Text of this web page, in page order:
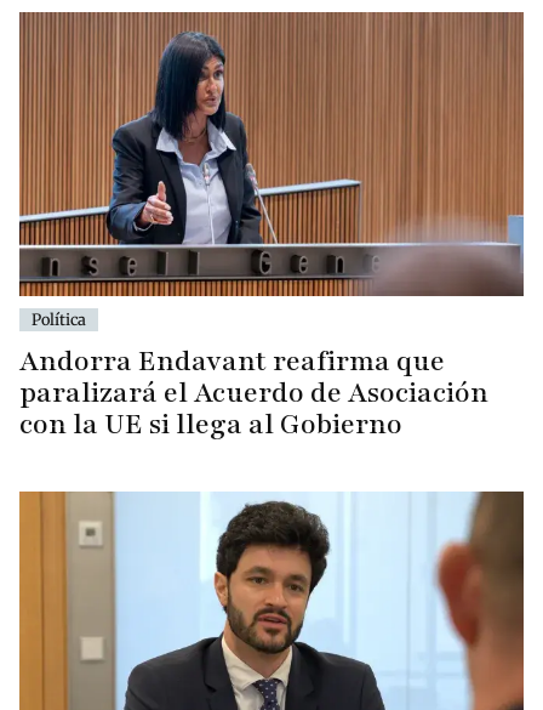
Política
Andorra Endavant reafirma que
paralizará el Acuerdo de Asociación
con la UE si llega al Gobierno